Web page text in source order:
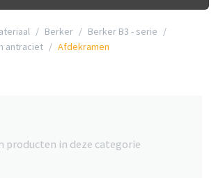
/ Berker / Berker B3 - serie /
antraciet / Afdekramen
producten in deze categorie